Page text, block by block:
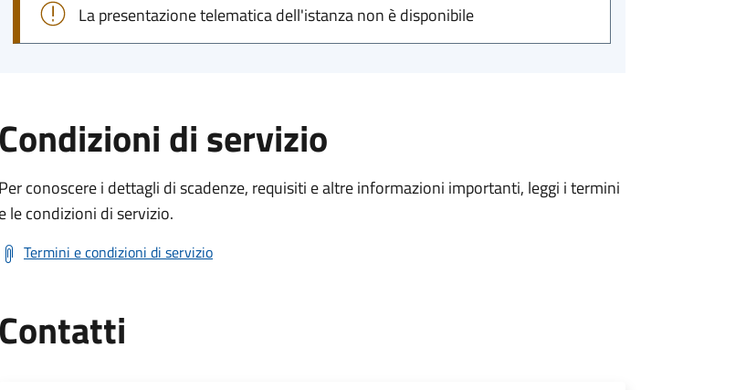
La presentazione telematica dell'istanza non è disponibile
Condizioni di servizio
Per conoscere i dettagli di scadenze, requisiti e altre informazioni importanti, leggi i termini
e le condizioni di servizio.
Termini e condizioni di servizio
Contatti